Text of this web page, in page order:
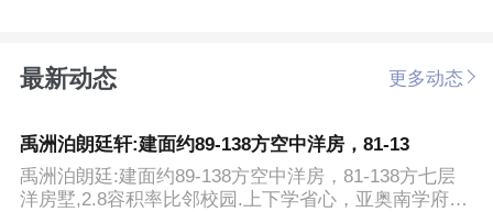
最新动态 更多动态
禹洲泊朗廷轩:建面约89-138方空中洋房，81-13
禹洲泊朗廷:建面约89-138方空中洋房，81-138方七层
洋房墅,2.8容积率比邻校园.上下学省心，亚奥南学府现